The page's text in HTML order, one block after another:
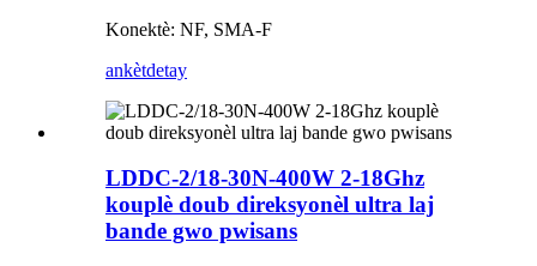
Konektè: NF, SMA-F
ankètdetay
LDDC-2/18-30N-400W 2-18Ghz
kouplè doub direksyonèl ultra laj
bande gwo pwisans